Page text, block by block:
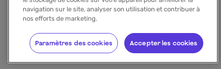
navigation sur le site, analyser son utilisation et contribuer à
nos efforts de marketing.
Accepter les cookies
Paramètres des cookies